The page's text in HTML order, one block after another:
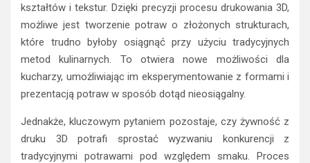
kształtów i tekstur. Dzięki precyzji procesu drukowania 3D,
możliwe jest tworzenie potraw o złożonych strukturach,
które trudno byłoby osiągnąć przy użyciu tradycyjnych
metod kulinarnych. To otwiera nowe możliwości dla
kucharzy, umożliwiając im eksperymentowanie z formami i
prezentacją potraw w sposób dotąd nieosiągalny.
Jednakże, kluczowym pytaniem pozostaje, czy żywność z
druku 3D potrafi sprostać wyzwaniu konkurencji z
tradycyjnymi potrawami pod względem smaku. Proces